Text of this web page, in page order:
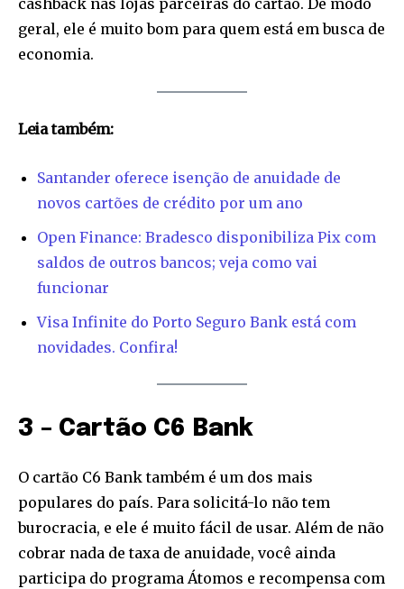
Join our community of
SUBSCRIBERS and be part of the
conversation.
cashback nas lojas parceiras do cartão. De modo
geral, ele é muito bom para quem está em busca de
economia.
Leia também:
Santander oferece isenção de anuidade de
novos cartões de crédito por um ano
Open Finance: Bradesco disponibiliza Pix com
saldos de outros bancos; veja como vai
funcionar
Visa Infinite do Porto Seguro Bank está com
novidades. Confira!
3 – Cartão C6 Bank
O cartão C6 Bank também é um dos mais
populares do país. Para solicitá-lo não tem
burocracia, e ele é muito fácil de usar. Além de não
cobrar nada de taxa de anuidade, você ainda
participa do programa Átomos e recompensa com